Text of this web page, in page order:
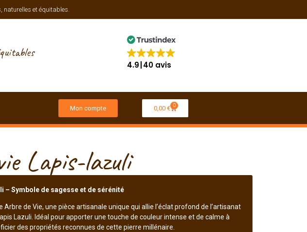
naturelles et équitables.
4.9 40 avis
Mon compte 0,00 € 0
Lapis-lazuli
– Symbole de sagesse et de sérénité
de Vie, une pièce artisanale unique qui allie l’éclat profond de l’artisanat
Lazuli. Idéal pour apporter une touche de couleur intense et de calme à
des propriétés reconnues de cette pierre millénaire.